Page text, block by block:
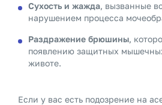
Сухость и жажда, вызванные
нарушением процесса
Раздражение брюшины,
появлению защитных
животе.
Если у вас есть подозрение на